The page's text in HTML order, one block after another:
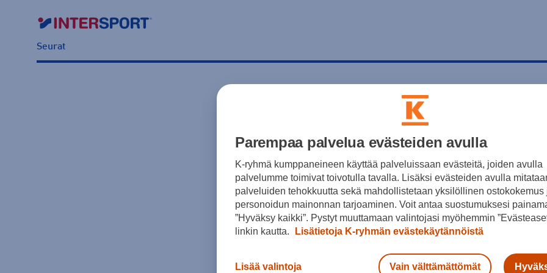
Seurat
Parempaa palvelua evästeiden avulla
K-ryhmä kumppaneineen käyttää palveluissaan evästeitä, joiden avulla
palvelumme toimivat toivotulla tavalla. Lisäksi evästeiden avulla
palveluiden tehokkuutta sekä mahdollistetaan yksilöllinen ostokokemus
personoidun mainonnan tarjoaminen. Voit antaa suostumuksesi
”Hyväksy kaikki”. Pystyt muuttamaan valintojasi myöhemmin
linkin kautta.
Lisätietoja K-ryhmän evästekäytännöistä
Lisää valintoja Vain välttämättömät